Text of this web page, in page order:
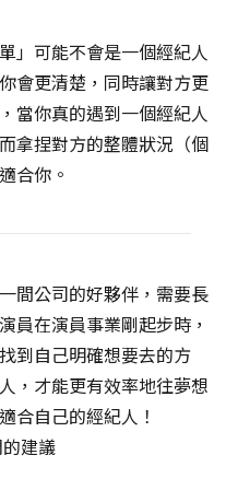
」可能不會是一個經紀人
會更清楚，同時讓對方更
當你真的遇到一個經紀人
拿捏對方的整體狀況（個
合你。
間公司的好夥伴，需要長
員在演員事業剛起步時，
到自己明確想要去的方
，才能更有效率地往夢想
合自己的經紀人！
建議